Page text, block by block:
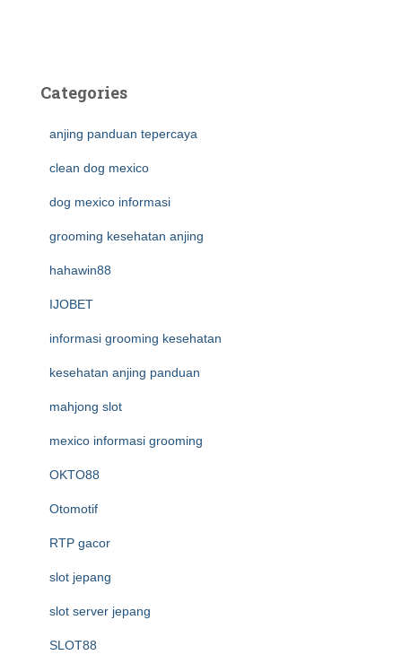
Categories
anjing panduan tepercaya
clean dog mexico
dog mexico informasi
grooming kesehatan anjing
hahawin88
IJOBET
informasi grooming kesehatan
kesehatan anjing panduan
mahjong slot
mexico informasi grooming
OKTO88
Otomotif
RTP gacor
slot jepang
slot server jepang
SLOT88